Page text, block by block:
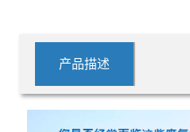
产品描述